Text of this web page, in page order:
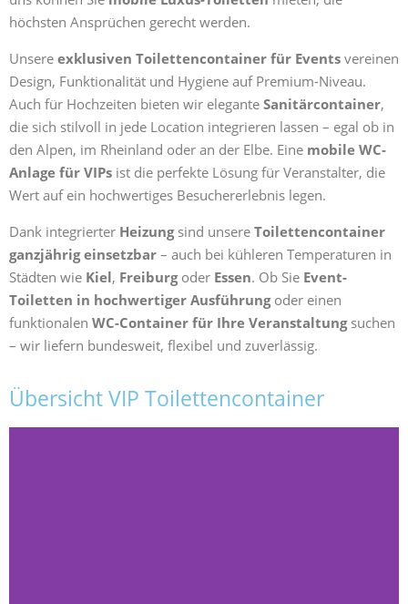
höchsten Ansprüchen gerecht werden.
Unsere exklusiven Toilettencontainer für Events vereinen
Design, Funktionalität und Hygiene auf Premium-Niveau.
Auch für Hochzeiten bieten wir elegante Sanitärcontainer,
die sich stilvoll in jede Location integrieren lassen – egal ob in
den Alpen, im Rheinland oder an der Elbe. Eine mobile WC-
Anlage für VIPs ist die perfekte Lösung für Veranstalter, die
Wert auf ein hochwertiges Besuchererlebnis legen.
Dank integrierter Heizungsind unsere Toilettencontainer
ganzjährig einsetzbar – auch bei kühleren Temperaturen in
Städten wie Kiel, Freiburgoder Essen. Ob Sie Event-
Toiletten in hochwertiger Ausführungoder einen
funktionalen WC-Container für Ihre Veranstaltungsuchen
– wir liefern bundesweit, flexibel und zuverlässig.
Übersicht VIP Toilettencontainer